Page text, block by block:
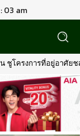
03 am
โครงการที่อยู่อาศัยช